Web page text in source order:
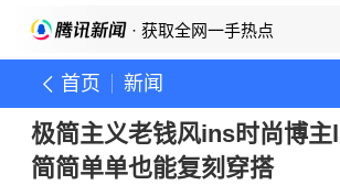
· 获取全网一手热点
首页 新闻
极简主义老钱风ins时尚博主
简简单单也能复刻穿搭